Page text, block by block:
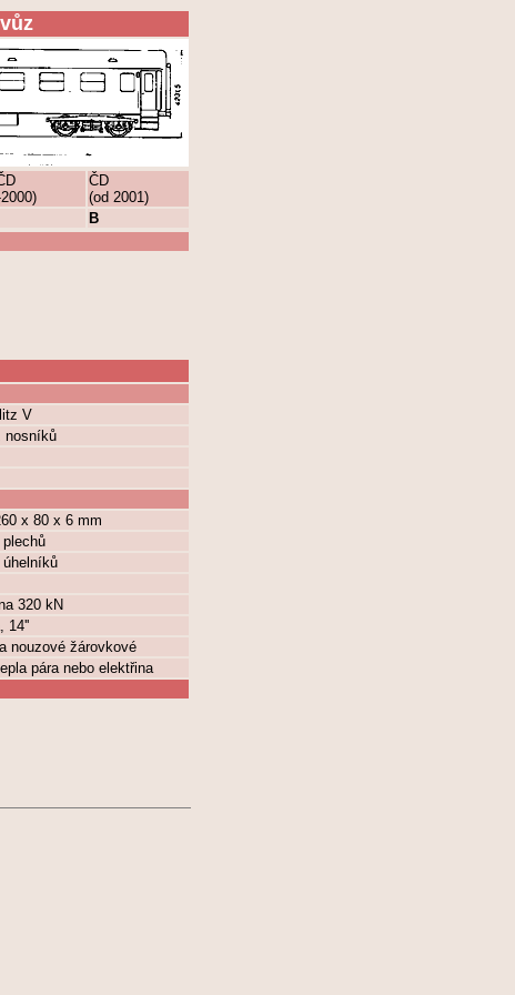
ČD
(od 2001)
B
V
nosníků
x 80 x 6 mm
320 kN
14''
nouzové žárovkové
pára nebo elektřina